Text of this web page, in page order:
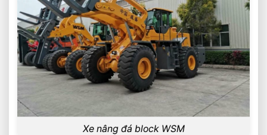
Xe nâng đá block WSM